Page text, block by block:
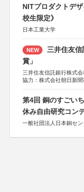
NITプロダクトデ
校生限定》
日本工業大学
NEW
三井住友
賞」
三井住友信託銀行株式会
協力：株式会社朝日新聞
第4回 銅のすごい
休み自由研究コン
一般社団法人日本銅セン